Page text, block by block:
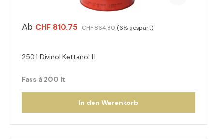
Ab CHF 810.75 CHF 864.80 (6% gespart)
250.1 Divinol Kettenöl H
Fass à 200 lt
In den Warenkorb